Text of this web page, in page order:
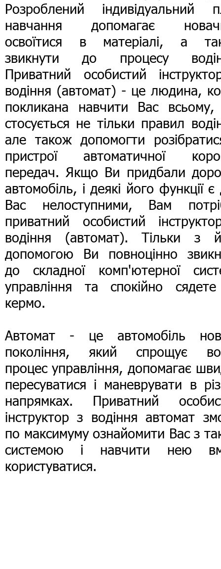
Розроблений індивідуальний
навчання допомагає
освоїтися в матеріалі, а
звикнути до процесу
Приватний особистий
водіння (автомат) - це людина,
покликана навчити Вас
стосується не тільки правил
але також допомогти
пристрої автоматичної
передач. Якщо Ви придбали
автомобіль, і деякі його функції
Вас нелоступними, Вам
приватний особистий
водіння (автомат). Тільки з
допомогою Ви повноцінно
до складної комп'ютерної
управління та спокійно
кермо.
Автомат - це автомобіль
покоління, який спрощує
процес управління, допомагає
пересуватися і маневрувати в
напрямках. Приватний
інструктор з водіння автомат
по максимуму ознайомити Вас з
системою і навчити нею
користуватися.